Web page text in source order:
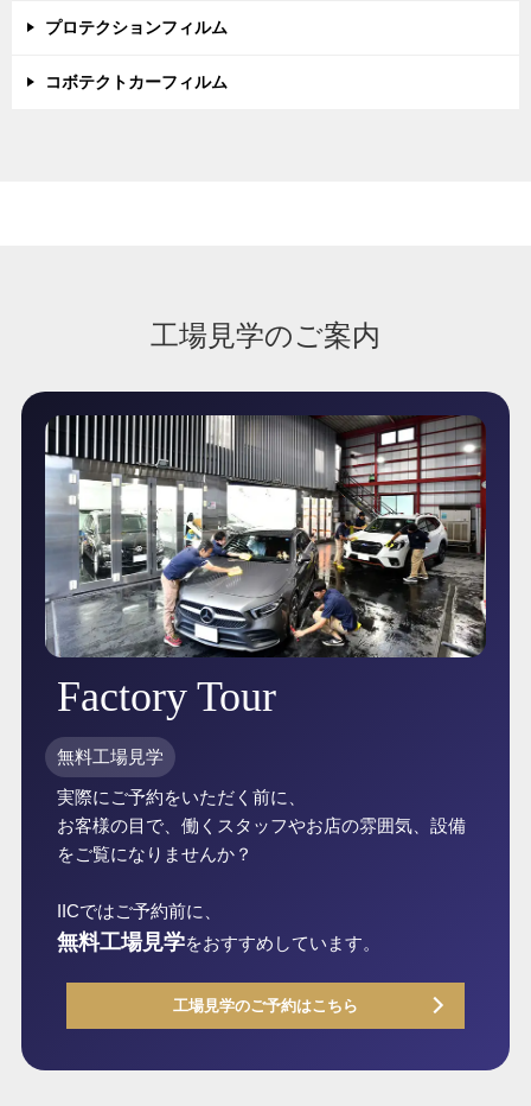
プロテクションフィルム
コボテクトカーフィルム
工場見学のご案内
Factory Tour
無料工場見学
実際にご予約をいただく前に、
お客様の目で、働くスタッフやお店の雰囲気、設備
をご覧になりませんか？
IICではご予約前に、
無料工場見学をおすすめしています。
工場見学のご予約はこちら